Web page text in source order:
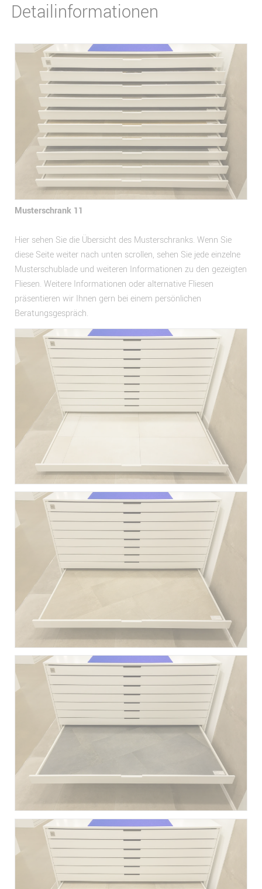
Detailinformationen
Musterschrank 11
Hier sehen Sie die Übersicht des Musterschranks. Wenn Sie
diese Seite weiter nach unten scrollen, sehen Sie jede einzelne
Musterschublade und weiteren Informationen zu den gezeigten
Fliesen. Weitere Informationen oder alternative Fliesen
präsentieren wir Ihnen gern bei einem persönlichen
Beratungsgespräch.